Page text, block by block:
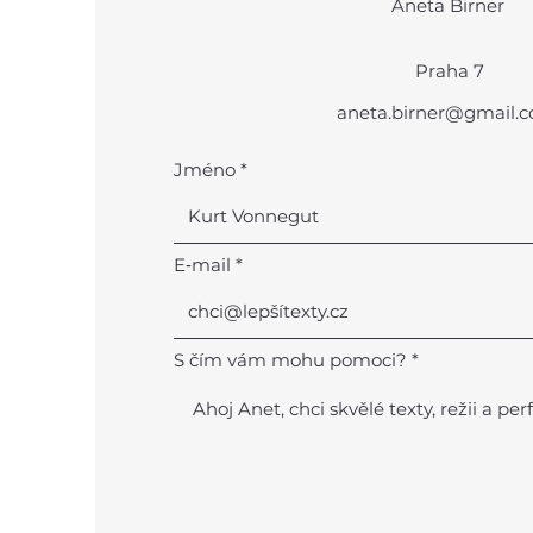
Aneta Birner
Praha 7
Jméno
E‑mail
S čím vám mohu pomoci?